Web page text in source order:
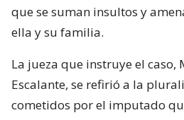
que se suman insultos y
ella y su familia.
La jueza que instruye el caso,
Escalante, se refirió a la
cometidos por el imputado